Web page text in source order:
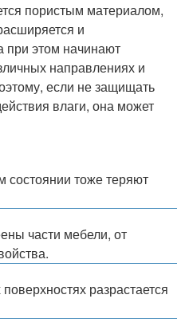
пористым материалом,
и
при этом начинают
направлениях и
если не защищать
влаги, она может
состоянии тоже теряют
части мебели, от
разрастается